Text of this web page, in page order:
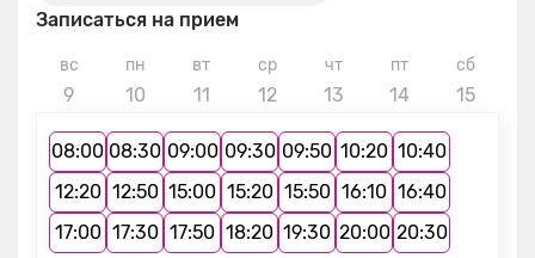
Записаться на прием
вс
9
пн
10
вт
11
ср
12
чт
13
пт
14
сб
15
08:00 08:30 09:00 09:30 09:50 10:20 10:40
12:20 12:50 15:00 15:20 15:50 16:10 16:40
17:00 17:30 17:50 18:20 19:30 20:00 20:30